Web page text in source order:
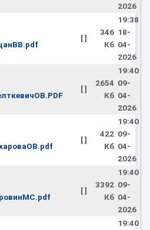
2026
[ ]
346
Кб
19:38
18-
04-
2026
[ ]
2654
Кб
19:40
09-
04-
2026
[ ]
422
Кб
19:40
09-
04-
2026
[ ]
3392
Кб
19:40
09-
04-
2026
19:40